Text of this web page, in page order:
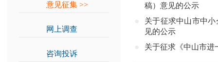
意见征集 >>
网上调查
咨询投诉
稿）意见的公示
关于征求中山市中
见的公示
关于征求《中山市进